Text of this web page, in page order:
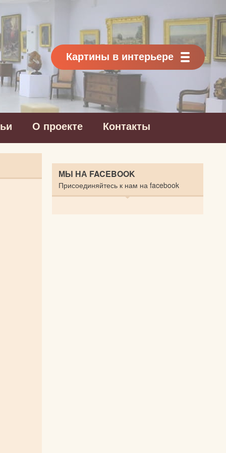
Картины в интерьере
О проекте Контакты
МЫ НА FACEBOOK
Присоединяйтесь к нам на facebook